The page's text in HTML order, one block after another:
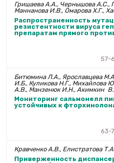
Гришаева А.А., Чернышова А.С.,
Маннанова И.В., Омарова Х.Г.,
Распространенность
резистентности вируса
препаратам прямого
57-
Битюмина Л.А., Ярославцева
И.Б., Куликова Н.Г., Михайлова
А.В., Манзенюк И.Н., Акимкин
Мониторинг сальмонелл
устойчивых к
63-
Кравченко А.В., Елистратова
Приверженность